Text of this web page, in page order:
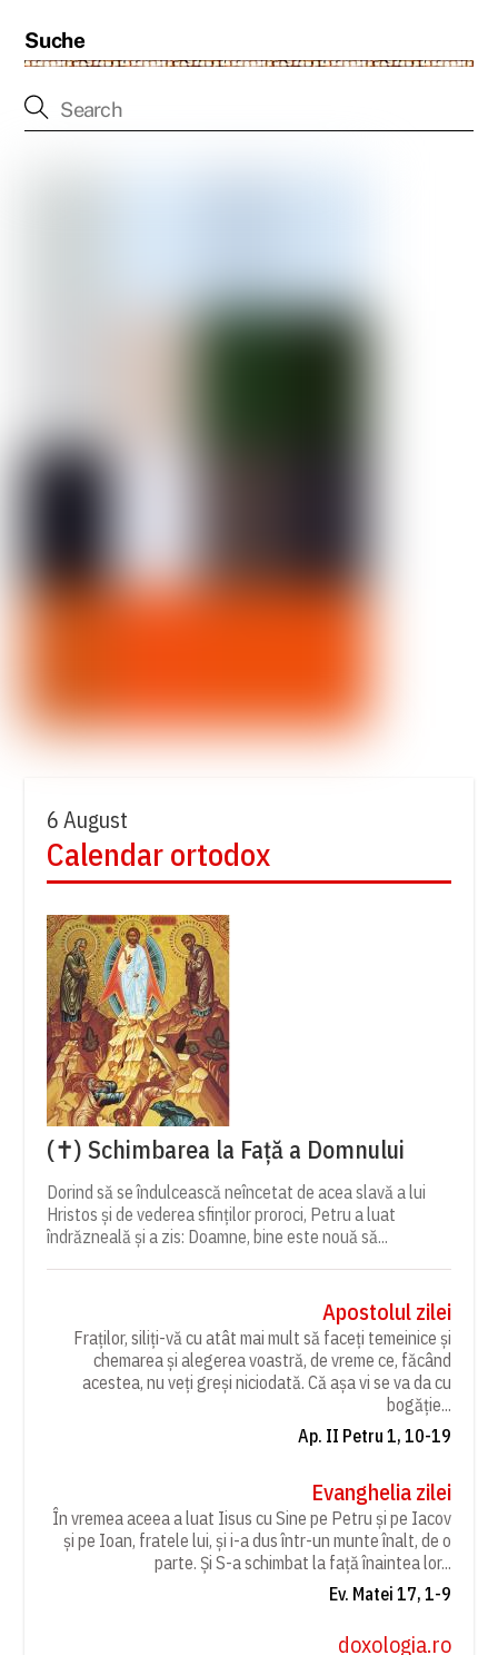
Suche
6 August
Calendar ortodox
(✝) Schimbarea la Față a Domnului
Dorind să se îndulcească neîncetat de acea slavă a lui
Hristos și de vederea sfinților proroci, Petru a luat
îndrăzneală și a zis: Doamne, bine este nouă să...
Apostolul zilei
Fraților, siliți-vă cu atât mai mult să faceți temeinice și
chemarea și alegerea voastră, de vreme ce, făcând
acestea, nu veți greși niciodată. Că așa vi se va da cu
bogăție...
Ap. II Petru 1, 10-19
Evanghelia zilei
În vremea aceea a luat Iisus cu Sine pe Petru și pe Iacov
și pe Ioan, fratele lui, și i-a dus într-un munte înalt, de o
parte. Și S-a schimbat la față înaintea lor...
Ev. Matei 17, 1-9
doxologia.ro